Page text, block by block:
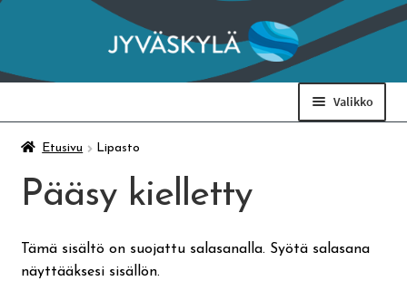
Siirry
navigointiin
Siirry
sisältöön
Valikko
Taidemuseo & Ratamo
Suomen käsityön museo
Skeittihalli
Etusivu Lipasto
Pääsy kielletty
Tämä sisältö on suojattu salasanalla. Syötä salasana
näyttääksesi sisällön.